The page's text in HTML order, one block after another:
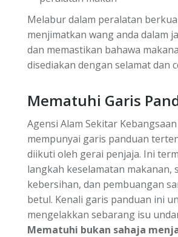
Melabur dalam peralatan
menjimatkan wang anda dalam
dan memastikan bahawa
disediakan dengan selamat dan
Mematuhi Garis
Agensi Alam Sekitar Kebangsaan
mempunyai garis panduan
diikuti oleh gerai penjaja. Ini
langkah keselamatan makanan,
kebersihan, dan pembuangan
betul. Kenali garis panduan ini
mengelakkan sebarang isu
Mematuhi bukan sahaja